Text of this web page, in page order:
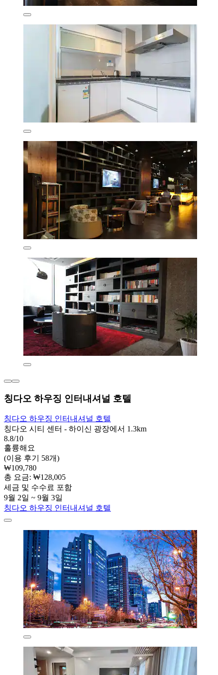
칭다오 하우징 인터내셔널 호텔
칭다오 하우징 인터내셔널 호텔
칭다오 시티 센터 - 하이신 광장에서 1.3km
8.8/10
훌륭해요
(이용 후기 58개)
₩109,780
총 요금: ₩128,005
세금 및 수수료 포함
9월 2일 ~ 9월 3일
칭다오 하우징 인터내셔널 호텔